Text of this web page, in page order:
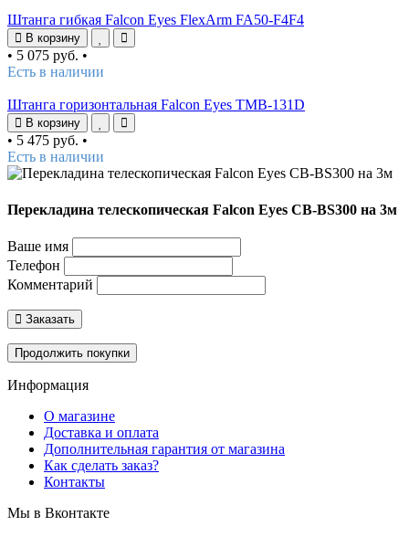
Штанга гибкая Falcon Eyes FlexArm FA50-F4F4
В корзину
• 5 075 руб. •
Есть в наличии
Штанга горизонтальная Falcon Eyes TMB-131D
В корзину
• 5 475 руб. •
Есть в наличии
Перекладина телескопическая Falcon Eyes CB-BS300 на 3м
Ваше имя
Телефон
Комментарий
Заказать
Продолжить покупки
Информация
О магазине
Доставка и оплата
Дополнительная гарантия от магазина
Как сделать заказ?
Контакты
Мы в Вконтакте